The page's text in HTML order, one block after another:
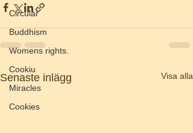
Circular
Buddhism
Womens rights.
Cookiu
Miracles
Cookies
Senaste inlägg Visa alla